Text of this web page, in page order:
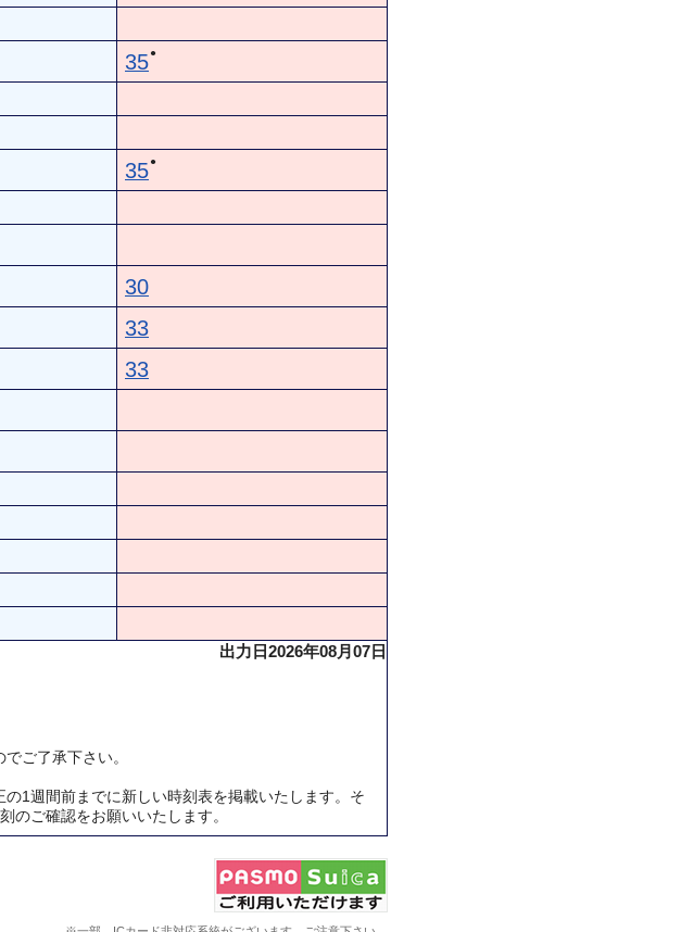
35●
35●
30
33
33
出力日2026年08月07日
ご了承下さい。
1週間前までに新しい時刻表を掲載いたします。そ
のご確認をお願いいたします。